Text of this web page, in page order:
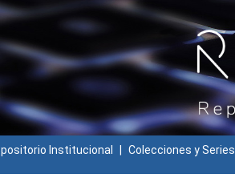
Institucional Colecciones y Series